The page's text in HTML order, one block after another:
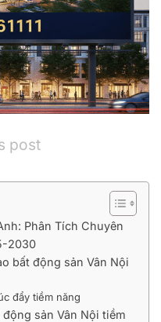
post
Phân Tích Chuyên
2030
bất động sản Vân Nội
đẩy tiềm năng
sản Vân Nội tiềm